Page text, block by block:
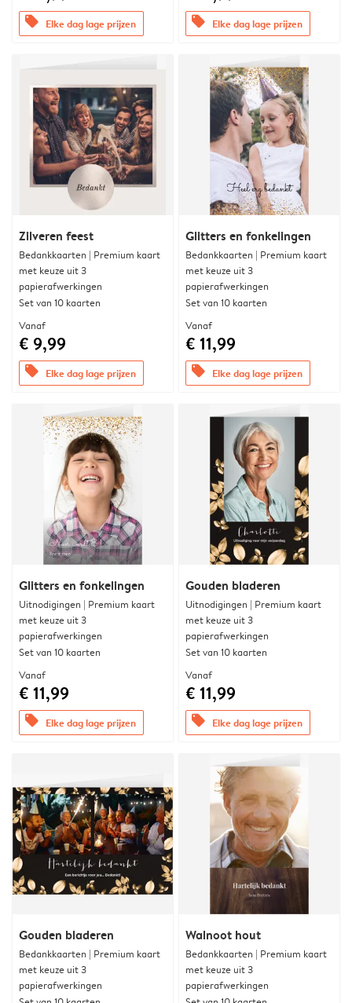
offers Elke dag lage prijzen offers Elke dag lage prijzen
Zilveren feest
Bedankkaarten | Premium kaart
met keuze uit 3
papierafwerkingen
Set van 10 kaarten
Vanaf
€ 9,99
offers Elke dag lage prijzen
Glitters en fonkelingen
Bedankkaarten | Premium kaart
met keuze uit 3
papierafwerkingen
Set van 10 kaarten
Vanaf
€ 11,99
offers Elke dag lage prijzen
Glitters en fonkelingen
Uitnodigingen | Premium kaart
met keuze uit 3
papierafwerkingen
Set van 10 kaarten
Vanaf
€ 11,99
offers Elke dag lage prijzen
Gouden bladeren
Uitnodigingen | Premium kaart
met keuze uit 3
papierafwerkingen
Set van 10 kaarten
Vanaf
€ 11,99
offers Elke dag lage prijzen
Gouden bladeren
Bedankkaarten | Premium kaart
met keuze uit 3
papierafwerkingen
Walnoot hout
Bedankkaarten | Premium kaart
met keuze uit 3
papierafwerkingen